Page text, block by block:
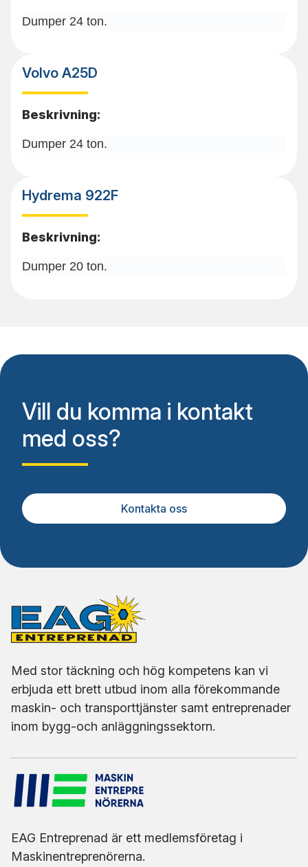
Dumper 24 ton.
Volvo A25D
Beskrivning:
Dumper 24 ton.
Hydrema 922F
Beskrivning:
Dumper 20 ton.
Vill du komma i kontakt
med oss?
Kontakta oss
Med stor täckning och hög kompetens kan vi
erbjuda ett brett utbud inom alla förekommande
maskin- och transporttjänster samt entreprenader
inom bygg-och anläggningssektorn.
EAG Entreprenad är ett medlemsföretag i
Maskinentreprenörerna.